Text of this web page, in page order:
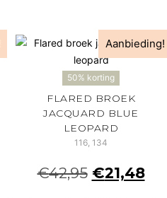
Aanbieding!
50% korting
FLARED BROEK
JACQUARD BLUE
LEOPARD
116, 134
€42,95 €21,48